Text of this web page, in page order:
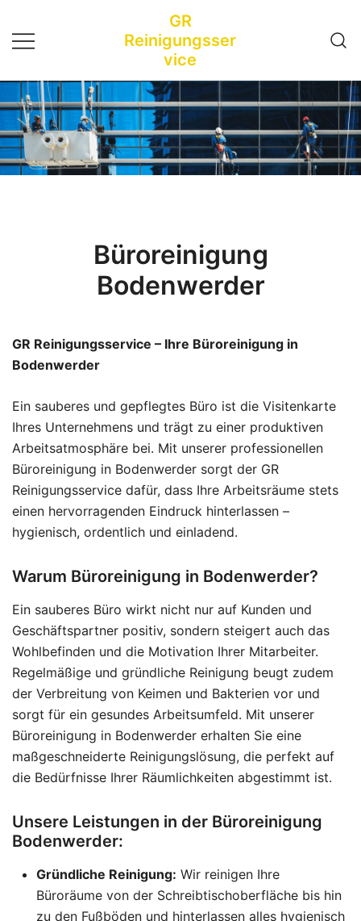
Inhalt
springen
GR
Reinigungsser
vice
Büroreinigung
Bodenwerder
GR Reinigungsservice – Ihre Büroreinigung in
Bodenwerder
Ein sauberes und gepflegtes Büro ist die Visitenkarte
Ihres Unternehmens und trägt zu einer produktiven
Arbeitsatmosphäre bei. Mit unserer professionellen
Büroreinigung in Bodenwerder sorgt der GR
Reinigungsservice dafür, dass Ihre Arbeitsräume stets
einen hervorragenden Eindruck hinterlassen –
hygienisch, ordentlich und einladend.
Warum Büroreinigung in Bodenwerder?
Ein sauberes Büro wirkt nicht nur auf Kunden und
Geschäftspartner positiv, sondern steigert auch das
Wohlbefinden und die Motivation Ihrer Mitarbeiter.
Regelmäßige und gründliche Reinigung beugt zudem
der Verbreitung von Keimen und Bakterien vor und
sorgt für ein gesundes Arbeitsumfeld. Mit unserer
Büroreinigung in Bodenwerder erhalten Sie eine
maßgeschneiderte Reinigungslösung, die perfekt auf
die Bedürfnisse Ihrer Räumlichkeiten abgestimmt ist.
Unsere Leistungen in der Büroreinigung
Bodenwerder:
Gründliche Reinigung: Wir reinigen Ihre
Büroräume von der Schreibtischoberfläche bis hin
zu den Fußböden und hinterlassen alles hygienisch